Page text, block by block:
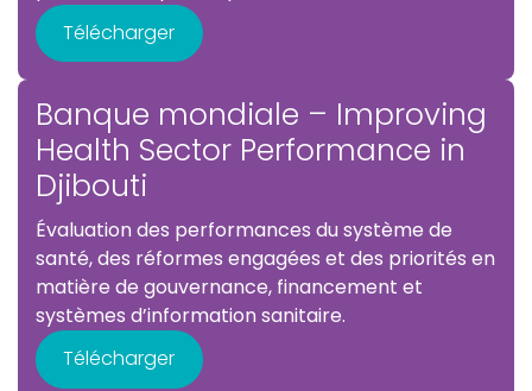
Télécharger
Banque mondiale – Improving
Health Sector Performance in
Djibouti
Évaluation des performances du système de
santé, des réformes engagées et des priorités en
matière de gouvernance, financement et
systèmes d’information sanitaire.
Télécharger